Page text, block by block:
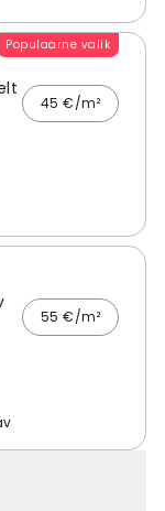
Populaarne valik
45 €/m²
55 €/m²